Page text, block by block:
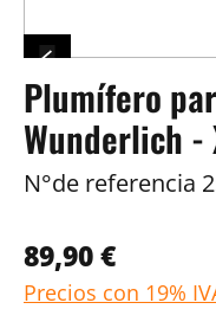
Plumífero
Wunderlich -
N°de referencia
89,90 €
Precios con 19%